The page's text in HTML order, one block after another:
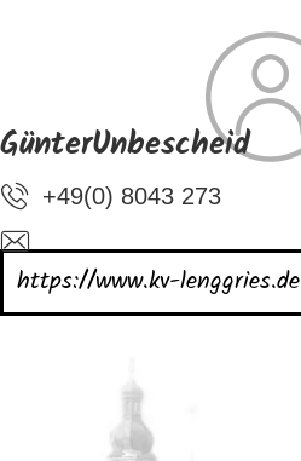
GünterUnbescheid
+49(0) 8043 273
https://www.kv-lenggries.de